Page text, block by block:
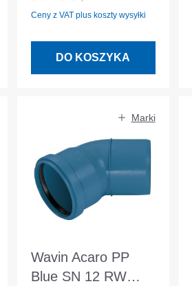
kielich
Ceny z VAT plus koszty wysyłki
DO KOSZYKA
Marki
Wavin Acaro PP
Blue SN 12 RW